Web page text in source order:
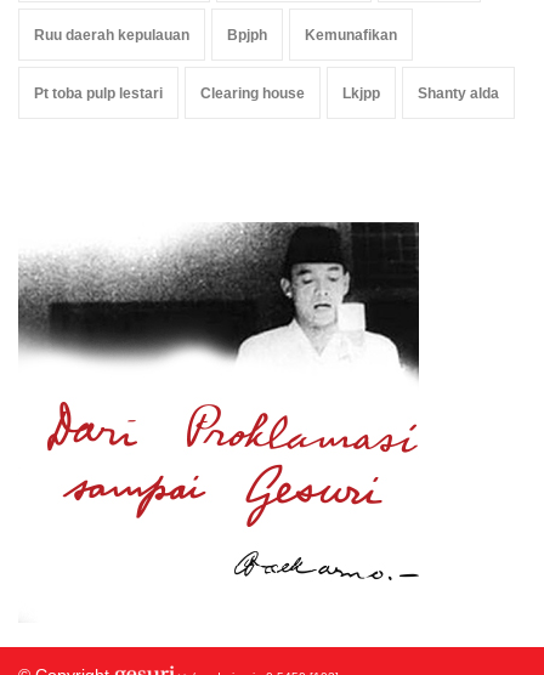
Ruu daerah kepulauan Bpjph Kemunafikan
Pt toba pulp lestari Clearing house Lkjpp Shanty alda